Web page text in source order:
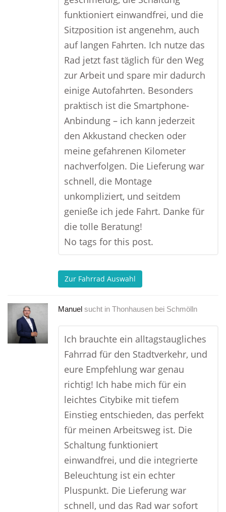
funktioniert einwandfrei, und die
Sitzposition ist angenehm, auch
auf langen Fahrten. Ich nutze das
Rad jetzt fast täglich für den Weg
zur Arbeit und spare mir dadurch
einige Autofahrten. Besonders
praktisch ist die Smartphone-
Anbindung – ich kann jederzeit
den Akkustand checken oder
meine gefahrenen Kilometer
nachverfolgen. Die Lieferung war
schnell, die Montage
unkompliziert, und seitdem
genieße ich jede Fahrt. Danke für
die tolle Beratung!
No tags for this post.
Zur Fahrrad Auswahl
Manuel sucht in Thonhausen bei Schmölln
Ich brauchte ein alltagstaugliches
Fahrrad für den Stadtverkehr, und
eure Empfehlung war genau
richtig! Ich habe mich für ein
leichtes Citybike mit tiefem
Einstieg entschieden, das perfekt
für meinen Arbeitsweg ist. Die
Schaltung funktioniert
einwandfrei, und die integrierte
Beleuchtung ist ein echter
Pluspunkt. Die Lieferung war
schnell, und das Rad war sofort